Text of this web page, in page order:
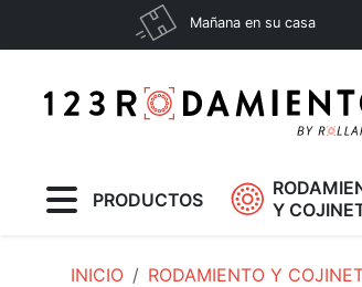
Mañana en su casa
PRODUCTOS
Y
INICIO RODAMIENTO Y